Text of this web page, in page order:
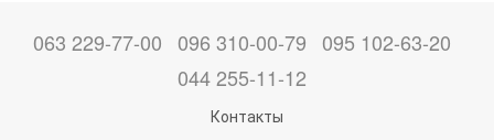
063 229-77-00 096 310-00-79 095 102-63-20
044 255-11-12
Контакты